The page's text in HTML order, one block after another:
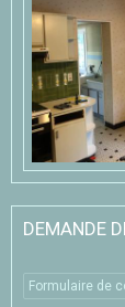
DEMANDE
Formulaire de